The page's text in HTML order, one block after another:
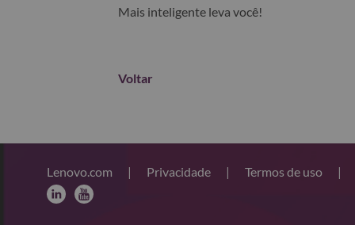
Mais inteligente leva você!
Voltar
Lenovo.com | Privacidade | Termos de uso |